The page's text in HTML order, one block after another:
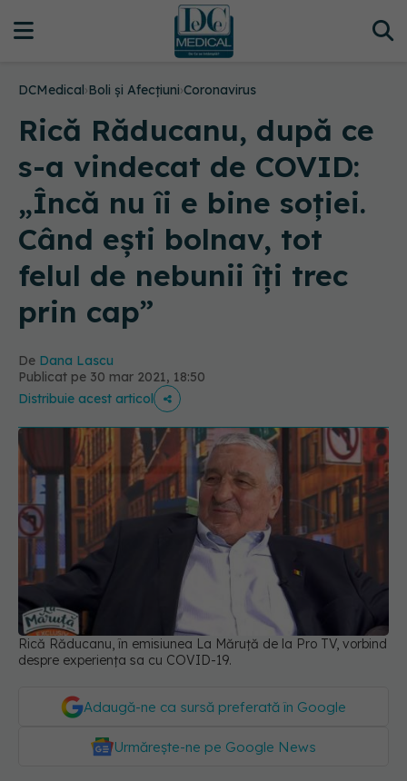
DCMedical›Boli și Afecțiuni›Coronavirus
Rică Răducanu, după ce
s-a vindecat de COVID:
„Încă nu îi e bine soției.
Când ești bolnav, tot
felul de nebunii îți trec
prin cap”
De Dana Lascu
Publicat pe 30 mar 2021, 18:50
Distribuie acest articol
Rică Răducanu, în emisiunea La Măruță de la Pro TV, vorbind
despre experiența sa cu COVID-19.
Adaugă-ne ca sursă preferată în Google
Urmărește-ne pe Google News